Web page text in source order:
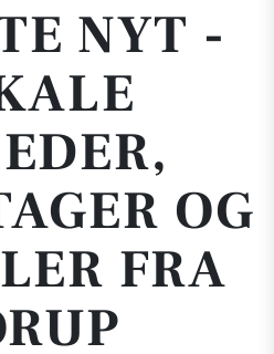
NYT -
OG
FRA